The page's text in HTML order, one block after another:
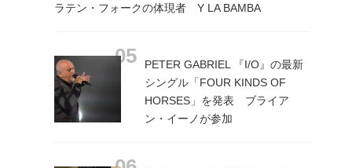
ラテン・フォークの体現者 Y LA BAMBA
PETER GABRIEL 『I/O』の最新
シングル「FOUR KINDS OF
HORSES」を発表 ブライア
ン・イーノが参加